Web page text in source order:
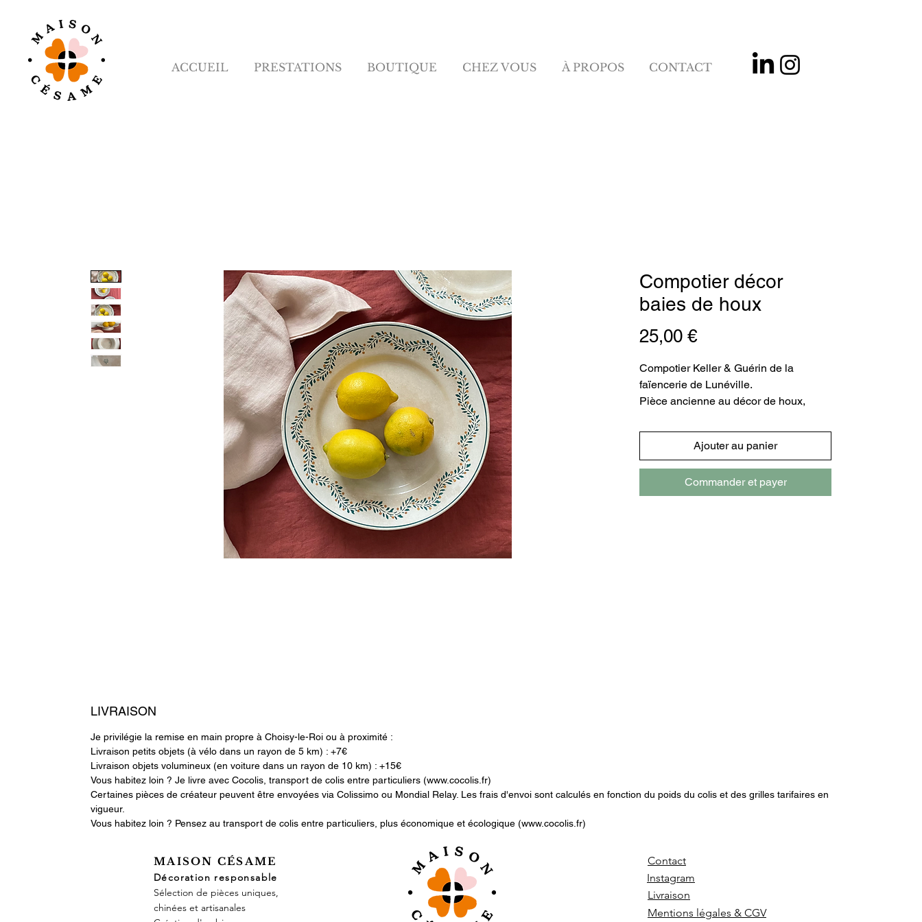
ACCUEIL PRESTATIONS BOUTIQUE CHEZ VOUS À PROPOS CONTACT
Compotier décor
baies de houx
25,00 €Prix
Compotier Keller & Guérin de la
faïencerie de Lunéville.
Pièce ancienne au décor de houx,
passé. Sa patine, témoin de son vécu,
lui confère son charme.
2 pièces disponibles.
D24 x H5
Ajouter au panier
Commander et payer
LIVRAISON
Je privilégie la remise en main propre à Choisy-le-Roi ou à proximité :
​Livraison petits objets (à vélo dans un rayon de 5 km) : +7€
​Livraison objets volumineux (en voiture dans un rayon de 10 km) : +15€
Vous habitez loin ? Je livre avec Cocolis, transport de colis entre particuliers (www.cocolis.fr)
​Certaines pièces de créateur peuvent être envoyées via Colissimo ou Mondial Relay. Les frais d'envoi sont calculés en fonction du poids du colis et des grilles tarifaires en
vigueur.
​Vous habitez loin ? Pensez au transport de colis entre particuliers, plus économique et écologique (www.cocolis.fr)
MAISON CÉSAME
Décoration responsable
Sélection de pièces uniques,
chinées et artisanales
Contact
Instagram
Livraison
Mentions légales & CGV